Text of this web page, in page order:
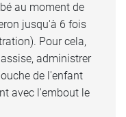
secondaires
il est
ou à votre
au moment de
jusqu'à 6 fois
Pour cela,
administrer
de l'enfant
avec l'embout le